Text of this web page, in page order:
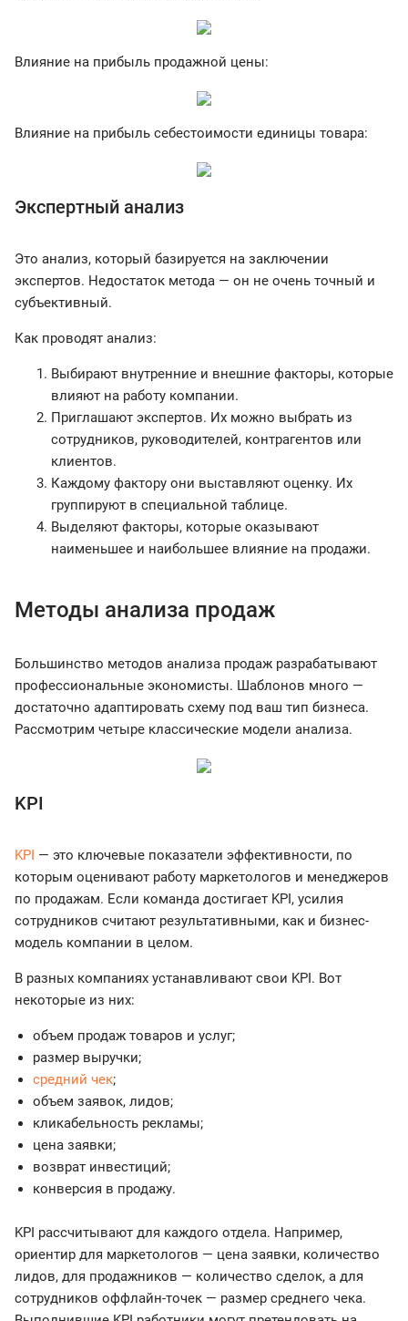
Влияние на прибыль продажной цены:
Влияние на прибыль себестоимости единицы товара:
Экспертный анализ
Это анализ, который базируется на заключении
экспертов. Недостаток метода — он не очень точный и
субъективный.
Как проводят анализ:
Выбирают внутренние и внешние факторы, которые
влияют на работу компании.
Приглашают экспертов. Их можно выбрать из
сотрудников, руководителей, контрагентов или
клиентов.
Каждому фактору они выставляют оценку. Их
группируют в специальной таблице.
Выделяют факторы, которые оказывают
наименьшее и наибольшее влияние на продажи.
Методы анализа продаж
Большинство методов анализа продаж разрабатывают
профессиональные экономисты. Шаблонов много —
достаточно адаптировать схему под ваш тип бизнеса.
Рассмотрим четыре классические модели анализа.
KPI
KPI — это ключевые показатели эффективности, по
которым оценивают работу маркетологов и менеджеров
по продажам. Если команда достигает KPI, усилия
сотрудников считают результативными, как и бизнес-
модель компании в целом.
В разных компаниях устанавливают свои KPI. Вот
некоторые из них:
объем продаж товаров и услуг;
размер выручки;
средний чек;
объем заявок, лидов;
кликабельность рекламы;
цена заявки;
возврат инвестиций;
конверсия в продажу.
KPI рассчитывают для каждого отдела. Например,
ориентир для маркетологов — цена заявки, количество
лидов, для продажников — количество сделок, а для
сотрудников оффлайн-точек — размер среднего чека.